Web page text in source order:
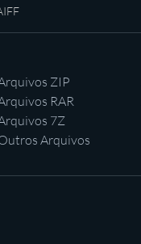
ZIP
RAR
7Z
Arquivos